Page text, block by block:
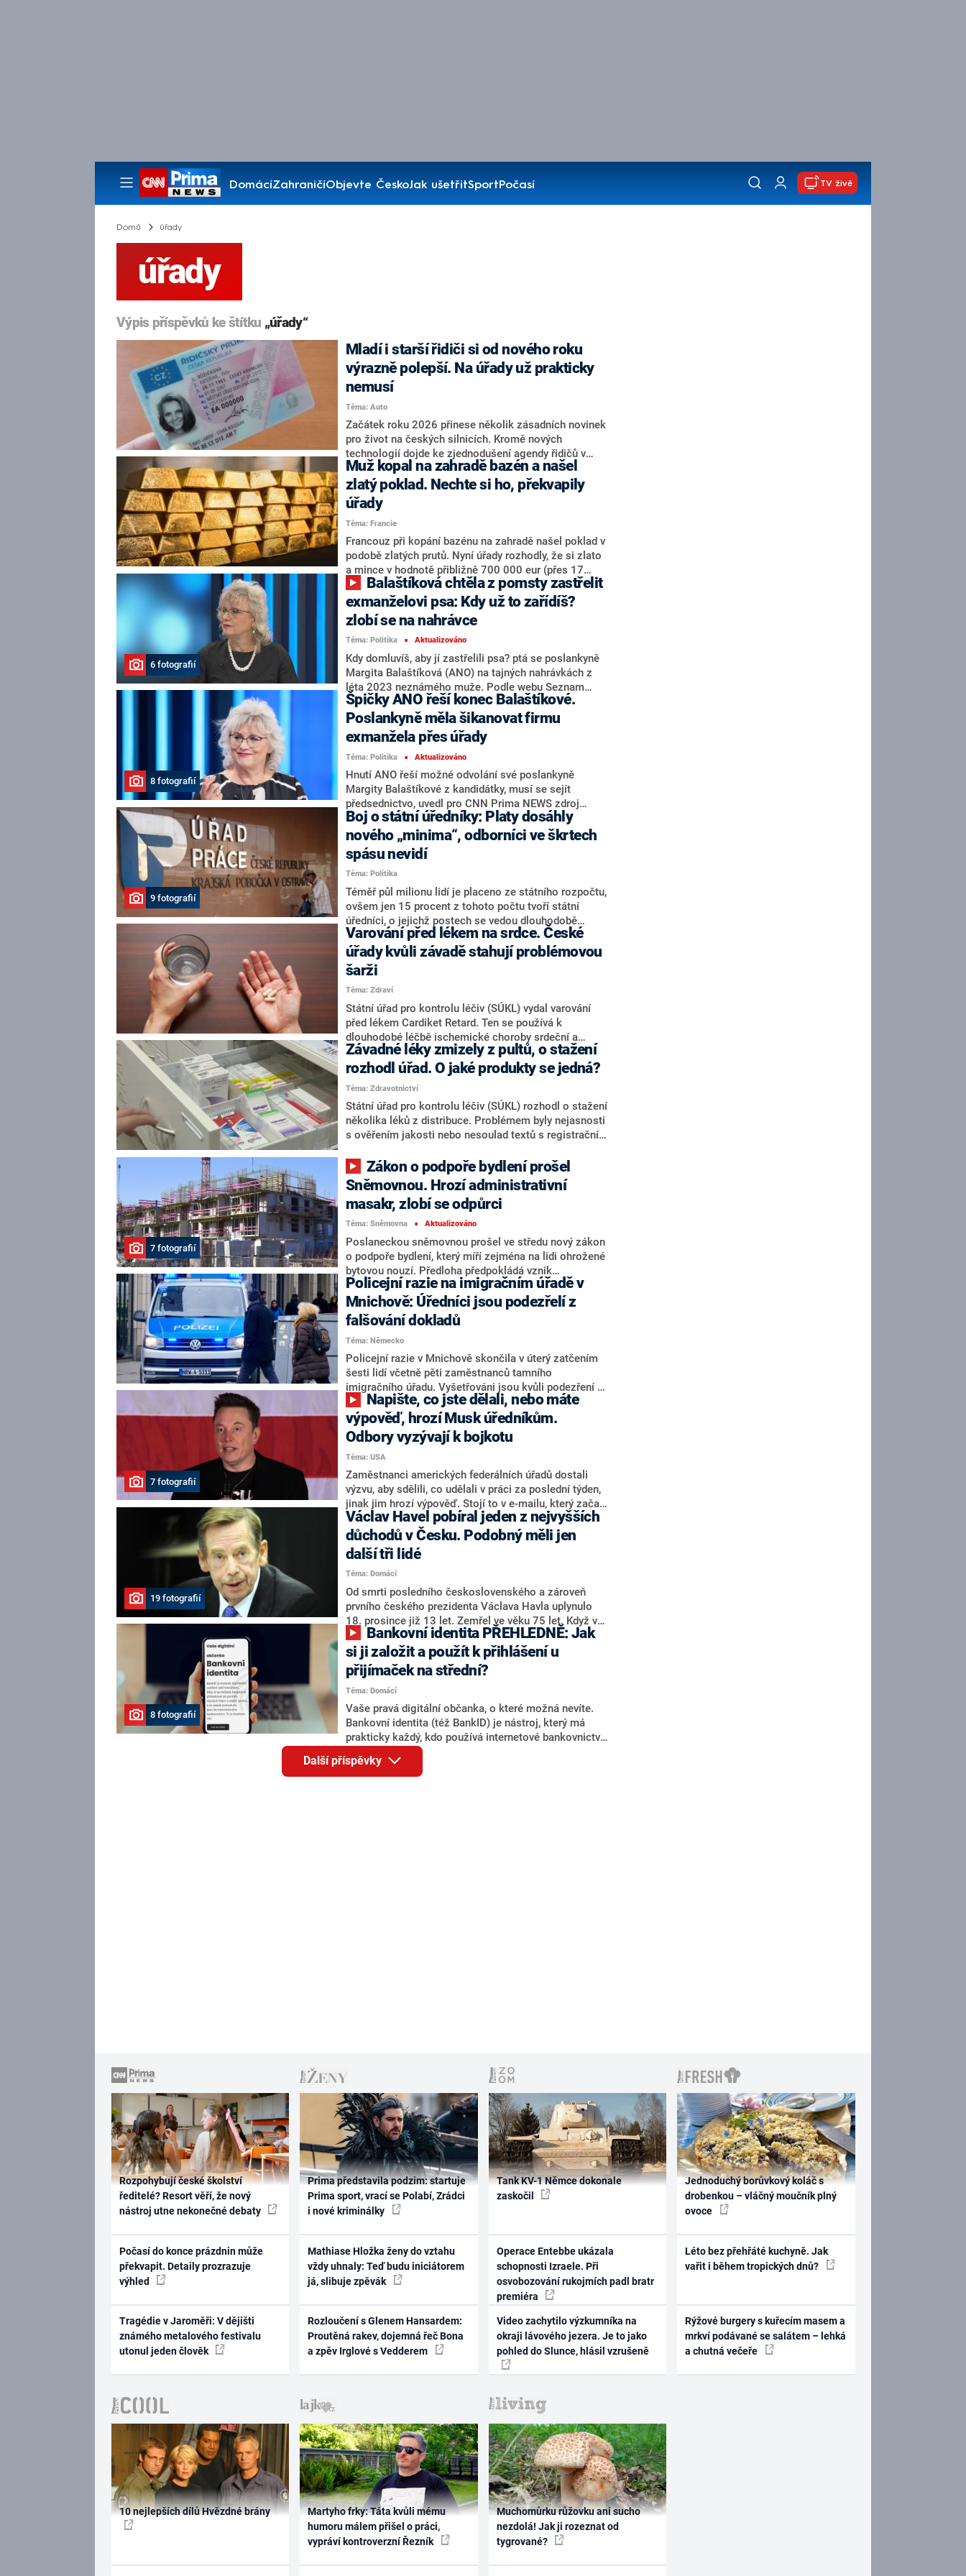
DomácíZahraničíObjevte ČeskoJak ušetřitSportPočasí
Pořady
TV živě
Domů úřady
úřady
Výpis příspěvků ke štítku „úřady“
Mladí i starší řidiči si od nového roku
výrazně polepší. Na úřady už prakticky
nemusí
Téma: Auto
Začátek roku 2026 přinese několik zásadních novinek
pro život na českých silnicích. Kromě nových
technologií dojde ke zjednodušení agendy řidičů v
důchodovém věku i mladistvých s možností usednout
za volant už od 17 let. Výrazně se usnadní i vydávání
řidičských průkazů.
Muž kopal na zahradě bazén a našel
zlatý poklad. Nechte si ho, překvapily
úřady
Téma: Francie
Francouz při kopání bazénu na zahradě našel poklad v
podobě zlatých prutů. Nyní úřady rozhodly, že si zlato
a mince v hodnotě přibližně 700 000 eur (přes 17
milionů korun) může nechat. Informoval o tom web Le
Progrès.
6 fotografií
exmanželovi psa: Kdy už to zařídíš?
zlobí se na nahrávce
Téma: Politika ■ Aktualizováno
Kdy domluvíš, aby jí zastřelili psa? ptá se poslankyně
Margita Balaštíková (ANO) na tajných nahrávkách z
léta 2023 neznámého muže. Podle webu Seznam
Zprávy z pomsty plánovala usmrcení zvířete patřícího
partnerce jejího exmanžela. Zároveň médium
zveřejnilo záznamy, jak poslankyně úkolovala zlínskou
krajskou hygienu, aby zaklekla na firmu bývalého
manžela. Šéf hnutí Andrej Babiš pro web iDnes.cz
uvedl, že podobné chování je nepřijatelné. Potvrdil
také, že hnutí vyškrtlo Balaštíkovou z kandidátky ve
Zlínském kraji. Poslankyně tvrdila, že nahrávka je
podvrh. Později ale oznámila, že pozastavuje své
členství v ANO.
8 fotografií
Špičky ANO řeší konec Balaštíkové.
Poslankyně měla šikanovat firmu
exmanžela přes úřady
Téma: Politika ■ Aktualizováno
Hnutí ANO řeší možné odvolání své poslankyně
Margity Balaštíkové z kandidátky, musí se sejít
předsednictvo, uvedl pro CNN Prima NEWS zdroj
seznámený s děním v ANO. Politička měla naplánovat
cílené zničení firmy svého bývalého muže za pomoci
kontaktů na krajskou hygienu, uvedl web Seznam
Zprávy. „Pošleme je do kytek,“ prohlásila údajně v
červenci 2023, kdy ji někdejší manžel tajně nahrával.
Ministr zemědělství Marek Výborný (KDU-ČSL) na síti
X reagoval, že „zaklekávání firem“ připomíná praxi
Andreje Babiše nebo Aleny Schillerové (ANO).
Spolustraník Balaštíkové Patrik Nacher (ANO) ve
vysílání CNN Prima NEWS řekl, že podobné chování je
nepřijatelné, doufá ovšem, že poslankyně vše vysvětlí.
9 fotografií
Boj o státní úředníky: Platy dosáhly
nového „minima“, odborníci ve škrtech
spásu nevidí
Téma: Politika
Téměř půl milionu lidí je placeno ze státního rozpočtu,
ovšem jen 15 procent z tohoto počtu tvoří státní
úředníci, o jejichž postech se vedou dlouhodobě
diskuse mezi politiky. Vyplývá to z aktualizované
interaktivní aplikace think-tanku IDEA při
Ekonomickém ústavu Akademie věd ČR. V minulém
roce tak dosáhly platy těchto úředníků ve srovnání s
průměrnou mzdou nových minim, klesá i
konkurenceschopnost. Škrty by ovšem podle autorů
nového výzkumu nepřinesly výrazné peníze navíc do
státní kasy. O tom je přesvědčen i člen Národní
ekonomické rady vlády Petr Janský.
Varování před lékem na srdce. České
úřady kvůli závadě stahují problémovou
šarži
Téma: Zdraví
Státní úřad pro kontrolu léčiv (SÚKL) vydal varování
před lékem Cardiket Retard. Ten se používá k
dlouhodobé léčbě ischemické choroby srdeční a
prevenci anginy pectoris. O stažení léku úřad
informoval na svém webu.
Závadné léky zmizely z pultů, o stažení
rozhodl úřad. O jaké produkty se jedná?
Téma: Zdravotnictví
Státní úřad pro kontrolu léčiv (SÚKL) rozhodl o stažení
několika léků z distribuce. Problémem byly nejasnosti
s ověřením jakosti nebo nesoulad textů s registrační
7 fotografií
Sněmovnou. Hrozí administrativní
masakr, zlobí se odpůrci
Téma: Sněmovna ■ Aktualizováno
Poslaneckou sněmovnou prošel ve středu nový zákon
o podpoře bydlení, který míří zejména na lidi ohrožené
bytovou nouzí. Předloha předpokládá vznik
kontaktních míst, která mají pomáhat lidem v bytové
tísni hlavně v lokalitách, kde je vyšší počet osob
ohrožených ztrátou bydlení. Ministr pro místní rozvoj
Petr Kulhánek (za STAN) uvedl, že změny mají snížit
problémy spojené s bytovou nouzí v průběhu 10 let o
30 procent. Odpůrci vládního znění ovšem namítají, že
novela pomůže jen zlomku lidí a dojde k
„administrativnímu masakru“.
Policejní razie na imigračním úřadě v
Mnichově: Úředníci jsou podezřelí z
falšování dokladů
Téma: Německo
Policejní razie v Mnichově skončila v úterý zatčením
šesti lidí včetně pěti zaměstnanců tamního
imigračního úřadu. Vyšetřováni jsou kvůli podezření z
korupce. Podle informací webu Merkur obvinění sahají
od podezření z přijímání úplatků až po nezákonné
vydávání falešných dokladů.
7 fotografií
výpověď, hrozí Musk úředníkům.
Odbory vyzývají k bojkotu
Téma: USA
Zaměstnanci amerických federálních úřadů dostali
výzvu, aby sdělili, co udělali v práci za poslední týden,
jinak jim hrozí výpověď. Stojí to v e-mailu, který začal
rozesílat nový úřad DOGE, jenž má za úkol seškrtat
vládní výdaje, uvedla v neděli agentura Reuters a
americká média. Na odpověď mají úředníci čas do
pondělí večer místního času.
19 fotografií
Václav Havel pobíral jeden z nejvyšších
důchodů v Česku. Podobný měli jen
další tři lidé
Téma: Domácí
Od smrti posledního československého a zároveň
prvního českého prezidenta Václava Havla uplynulo
18. prosince již 13 let. Zemřel ve věku 75 let. Když v
roce 2003 ve funkci končil, bylo mu sedmašedesát, a
měl nárok na starobní důchod. Jakou penzi od státu
dostával? Doživotní rentu zpočátku nepobíral, získal
ale odstupné.
8 fotografií
si ji založit a použít k přihlášení u
přijímaček na střední?
Téma: Domácí
Vaše pravá digitální občanka, o které možná nevíte.
Bankovní identita (též BankID) je nástroj, který má
prakticky každý, kdo používá internetové bankovnictví.
Prostřednictvím bankovní identity se mohou nejen
občané ČR přihlašovat do aplikací státní správy nebo
také podávat přihlášky na přijímací zkoušky na střední
Další příspěvky
Rozpohybují české školství
ředitelé? Resort věří, že nový
nástroj utne nekonečné debaty
Počasí do konce prázdnin může
překvapit. Detaily prozrazuje
výhled
Tragédie v Jaroměři: V dějišti
známého metalového festivalu
utonul jeden člověk
Prima představila podzim: startuje
Prima sport, vrací se Polabí, Zrádci
i nové kriminálky
Mathiase Hložka ženy do vztahu
vždy uhnaly: Teď budu iniciátorem
já, slibuje zpěvák
Rozloučení s Glenem Hansardem:
Proutěná rakev, dojemná řeč Bona
a zpěv Irglové s Vedderem
Tank KV-1 Němce dokonale
zaskočil
Operace Entebbe ukázala
schopnosti Izraele. Při
osvobozování rukojmích padl bratr
premiéra
Video zachytilo výzkumníka na
okraji lávového jezera. Je to jako
pohled do Slunce, hlásil vzrušeně
Jednoduchý borůvkový koláč s
drobenkou – vláčný moučník plný
ovoce
Léto bez přehřáté kuchyně. Jak
vařit i během tropických dnů?
Rýžové burgery s kuřecím masem a
mrkví podávané se salátem – lehká
a chutná večeře
10 nejlepších dílů Hvězdné brány
Martyho frky: Táta kvůli mému
humoru málem přišel o práci,
vypráví kontroverzní Řezník
Muchomůrku růžovku ani sucho
nezdolá! Jak ji rozeznat od
tygrované?